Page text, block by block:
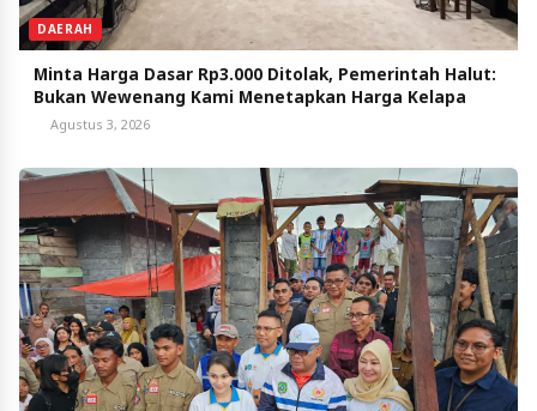
DAERAH
Minta Harga Dasar Rp3.000 Ditolak, Pemerintah Halut:
Bukan Wewenang Kami Menetapkan Harga Kelapa
Agustus 3, 2026